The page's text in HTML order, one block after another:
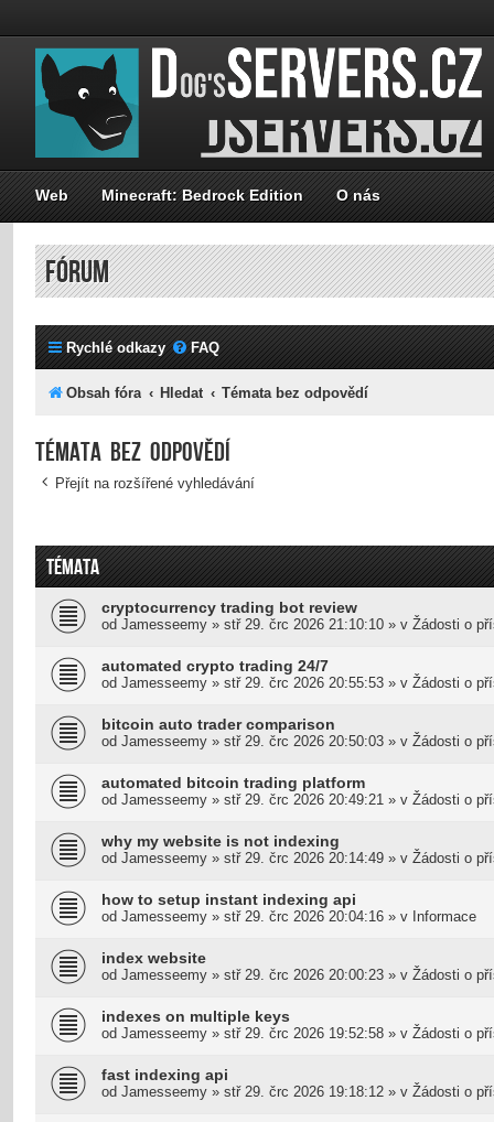
Web Minecraft: Bedrock Edition O nás
FÓRUM
Rychlé odkazy FAQ
Obsah fóra Hledat Témata bez odpovědí
Témata bez odpovědí
Přejít na rozšířené vyhledávání
TÉMATA
cryptocurrency trading bot review
od Jamesseemy » stř 29. črc 2026 21:10:10 » v Žádosti o
automated crypto trading 24/7
od Jamesseemy » stř 29. črc 2026 20:55:53 » v Žádosti o
bitcoin auto trader comparison
od Jamesseemy » stř 29. črc 2026 20:50:03 » v Žádosti o
automated bitcoin trading platform
od Jamesseemy » stř 29. črc 2026 20:49:21 » v Žádosti o
why my website is not indexing
od Jamesseemy » stř 29. črc 2026 20:14:49 » v Žádosti o
how to setup instant indexing api
od Jamesseemy » stř 29. črc 2026 20:04:16 » v Informace
index website
od Jamesseemy » stř 29. črc 2026 20:00:23 » v Žádosti o
indexes on multiple keys
od Jamesseemy » stř 29. črc 2026 19:52:58 » v Žádosti o
fast indexing api
od Jamesseemy » stř 29. črc 2026 19:18:12 » v Žádosti o